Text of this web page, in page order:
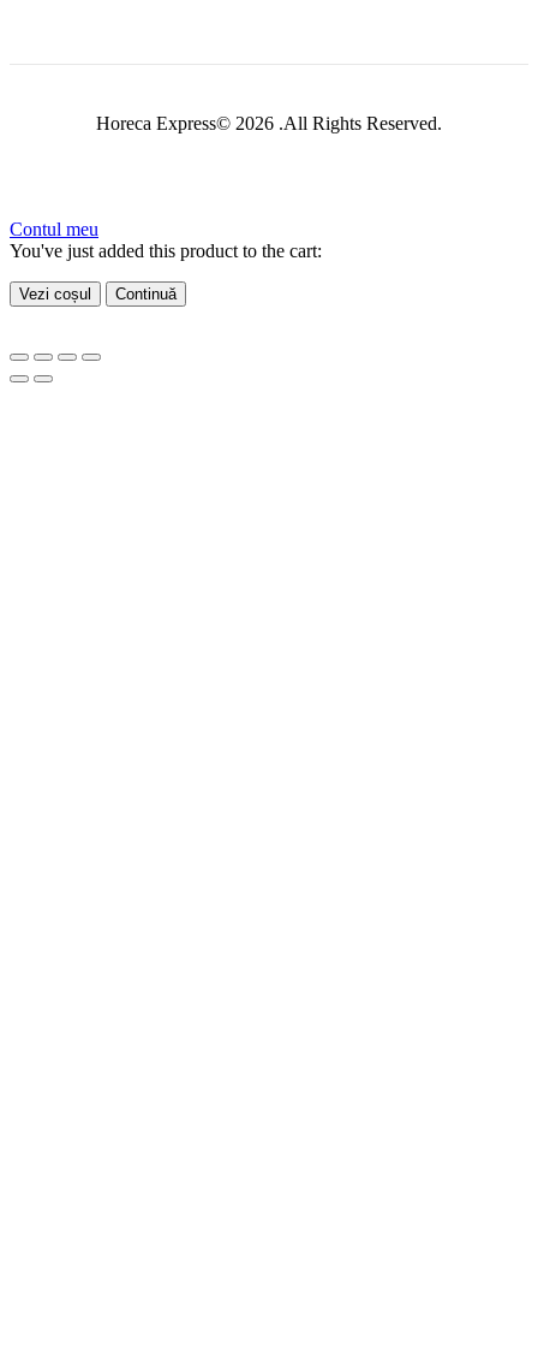
Horeca Express© 2026 .All Rights Reserved.
Contul meu
You've just added this product to the cart:
Vezi coșul Continuă